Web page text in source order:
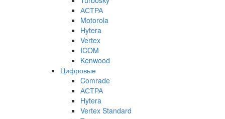
АСТРА
Motorola
Hytera
Vertex
ICOM
Kenwood
Цифровые
Comrade
АСТРА
Hytera
Vertex Standard